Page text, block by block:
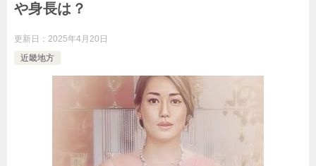
や身長は？
更新日： 2025年4月20日
近畿地方